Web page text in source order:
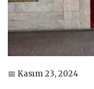
📅 Kasım 23, 2024